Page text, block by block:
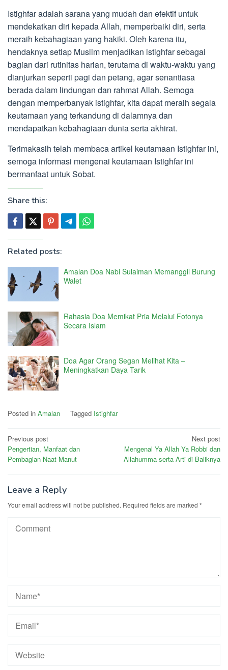
Istighfar adalah sarana yang mudah dan efektif untuk
mendekatkan diri kepada Allah, memperbaiki diri, serta
meraih kebahagiaan yang hakiki. Oleh karena itu,
hendaknya setiap Muslim menjadikan istighfar sebagai
bagian dari rutinitas harian, terutama di waktu-waktu yang
dianjurkan seperti pagi dan petang, agar senantiasa
berada dalam lindungan dan rahmat Allah. Semoga
dengan memperbanyak istighfar, kita dapat meraih segala
keutamaan yang terkandung di dalamnya dan
mendapatkan kebahagiaan dunia serta akhirat.
Terimakasih telah membaca artikel keutamaan Istighfar ini,
semoga informasi mengenai keutamaan Istighfar ini
bermanfaat untuk Sobat.
Share this:
Related posts:
Amalan Doa Nabi Sulaiman Memanggil Burung
Walet
Rahasia Doa Memikat Pria Melalui Fotonya
Secara Islam
Doa Agar Orang Segan Melihat Kita –
Meningkatkan Daya Tarik
Posted in Amalan Tagged Istighfar
Post
navigation
Previous post
Pengertian, Manfaat dan
Pembagian Naat Manut
Next post
Mengenal Ya Allah Ya Robbi dan
Allahumma serta Arti di Baliknya
Leave a Reply
Your email address will not be published. Required fields are marked *